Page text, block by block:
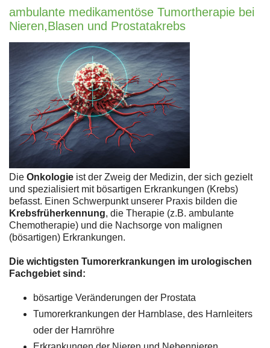
ambulante medikamentöse Tumortherapie bei
Nieren,Blasen und Prostatakrebs
Die Onkologie ist der Zweig der Medizin, der sich gezielt
und spezialisiert mit bösartigen Erkrankungen (Krebs)
befasst. Einen Schwerpunkt unserer Praxis bilden die
Krebsfrüherkennung, die Therapie (z.B. ambulante
Chemotherapie) und die Nachsorge von malignen
(bösartigen) Erkrankungen.
Die wichtigsten Tumorerkrankungen im urologischen
Fachgebiet sind:
bösartige Veränderungen der Prostata
Tumorerkrankungen der Harnblase, des Harnleiters
oder der Harnröhre